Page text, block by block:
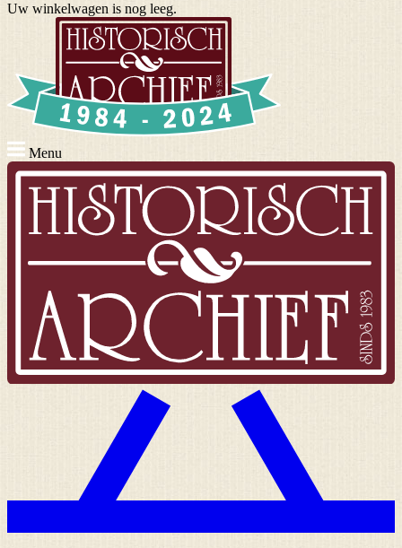
Uw winkelwagen is nog leeg.
Menu